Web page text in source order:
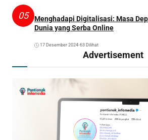
05
Menghadapi Digitalisasi: Masa
Dunia yang Serba Online
17 Desember 2024•63 Dilihat
Advertisement